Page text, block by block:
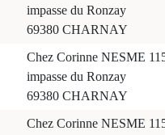
impasse du Ronzay
69380 CHARNAY
Chez Corinne NESME
impasse du Ronzay
69380 CHARNAY
Chez Corinne NESME